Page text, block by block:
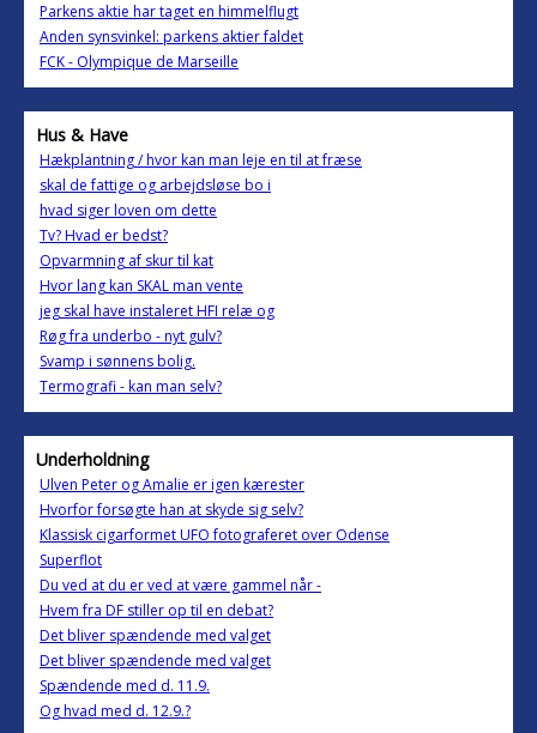
Parkens aktie har taget en himmelflugt
Anden synsvinkel: parkens aktier faldet
FCK - Olympique de Marseille
Hus & Have
Hækplantning / hvor kan man leje en til at fræse
skal de fattige og arbejdsløse bo i
hvad siger loven om dette
Tv? Hvad er bedst?
Opvarmning af skur til kat
Hvor lang kan SKAL man vente
jeg skal have instaleret HFI relæ og
Røg fra underbo - nyt gulv?
Svamp i sønnens bolig.
Termografi - kan man selv?
Underholdning
Ulven Peter og Amalie er igen kærester
Hvorfor forsøgte han at skyde sig selv?
Klassisk cigarformet UFO fotograferet over Odense
Superflot
Du ved at du er ved at være gammel når -
Hvem fra DF stiller op til en debat?
Det bliver spændende med valget
Det bliver spændende med valget
Spændende med d. 11.9.
Og hvad med d. 12.9.?